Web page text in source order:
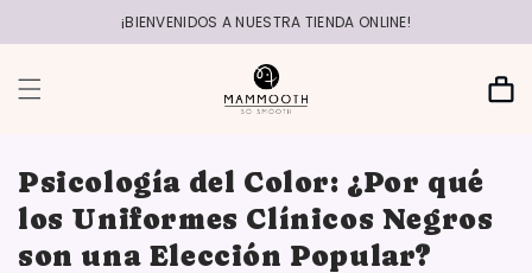
contenido
¡BIENVENIDOS A NUESTRA TIENDA ONLINE!
Carrito
Psicología del Color: ¿Por qué
los Uniformes Clínicos Negros
son una Elección Popular?